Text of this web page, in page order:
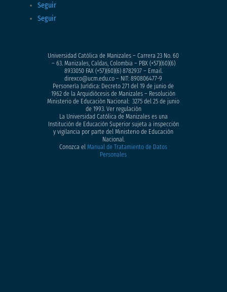
Seguir
Seguir
Universidad Católica de Manizales – Carrera 23 No. 60
– 63. Manizales, Caldas, Colombia – PBX (+57)(60)(6)
8933050FAX (+57)(60)(6) 8782937 – Email.
direxco@ucm.edu.co – NIT: 890806477-9
Personería Jurídica: Decreto 271 del 19 de junio de
1962 de la Arquidiócesis de Manizales – Resolución
Ministerio de Educación Nacional: 3275 del 25 de junio
de 1993. Ver regulación
La Universidad Católica de Manizales es una
Institución de Educación Superior sujeta a inspección
y vigilancia por parte del Ministerio de Educación
Nacional.
Conozca elManual de Tratamiento de Datos
Personales